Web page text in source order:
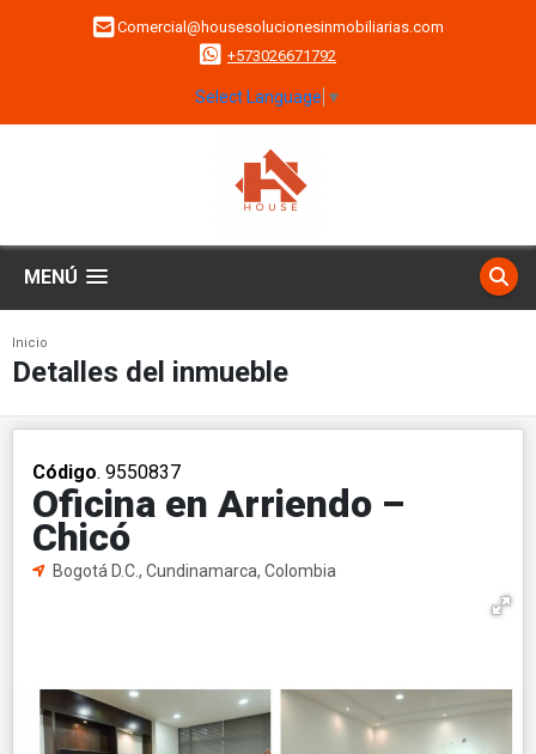
Comercial@housesolucionesinmobiliarias.com
+573026671792
Select Language ▼
MENÚ
Inicio
Detalles del inmueble
Código. 9550837
Oficina en Arriendo –
Chicó
Bogotá D.C., Cundinamarca, Colombia